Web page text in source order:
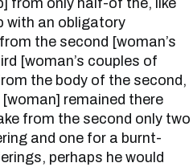
from only half-of the, like
with an obligatory
the second [woman’s
[woman’s couples of
the body of the second,
remained there
from the second only two
and one for a burnt-
perhaps he would